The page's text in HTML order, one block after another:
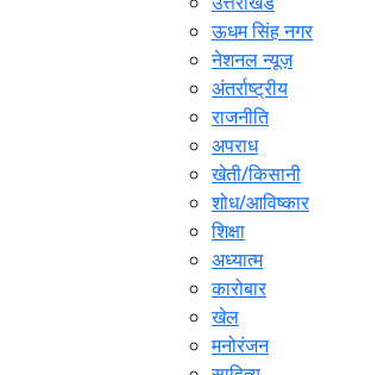
ऊधम सिंह नगर
नेशनल न्यूज़
अंतर्राष्ट्रीय
राजनीति
अपराध
खेती/किसानी
शोध/आविष्कार
शिक्षा
अध्यात्म
कारोबार
खेल
मनोरंजन